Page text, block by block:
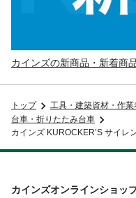
カインズの新商品・新着商
トップ 工具・建築資材・作
台車・折りたたみ台車
カインズ KUROCKER’S サイレ
カインズオンラインショッ